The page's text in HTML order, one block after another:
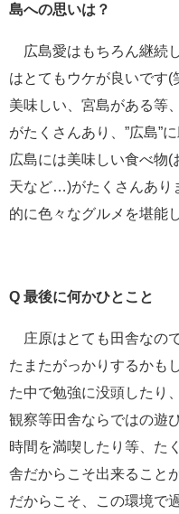
島への思いは？
広島愛はもちろん継続
はとてもウケが良いです
美味しい、宮島がある等
がたくさんあり、”広島”
広島には美味しい食べ物
天など…)がたくさんあり
的に色々なグルメを堪能
Q 最後に何かひとこと
庄原はとても田舎なの
たまたがっかりするかも
た中で勉強に没頭したり
観察等田舎ならではの遊
時間を満喫したり等、た
舎だからこそ出来ること
だからこそ、この環境で